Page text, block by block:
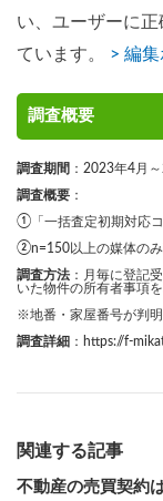
い、ユーザーに
ています。 > 編
調査概要
調査期間 ：2023年4月
調査概要 ：
①「一括査定初期対応
②n=150以上の媒体のみ
調査方法 ：月毎に登記
いた物件の所有者事項
※地番・家屋番号が判
調査詳細 ： https://f-
関連する記事
不動産の売買契約